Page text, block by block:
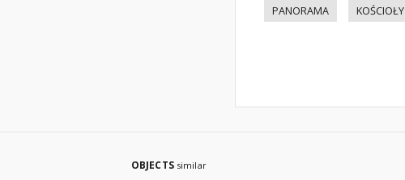
PANORAMA
KOŚCIOŁY
OBJECTS similar